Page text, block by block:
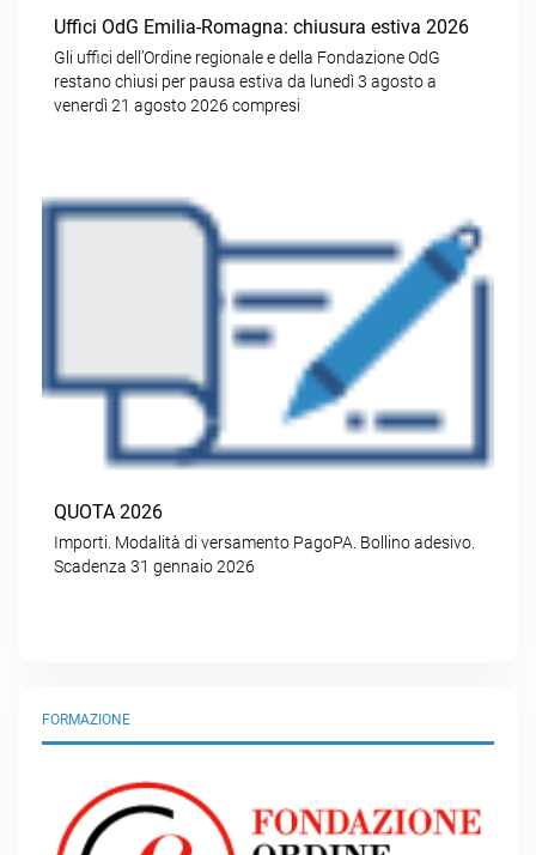
Uffici OdG Emilia-Romagna: chiusura estiva 2026
Gli uffici dell’Ordine regionale e della Fondazione OdG
restano chiusi per pausa estiva da lunedì 3 agosto a
venerdì 21 agosto 2026 compresi
QUOTA 2026
Importi. Modalità di versamento PagoPA. Bollino adesivo.
Scadenza 31 gennaio 2026
FORMAZIONE